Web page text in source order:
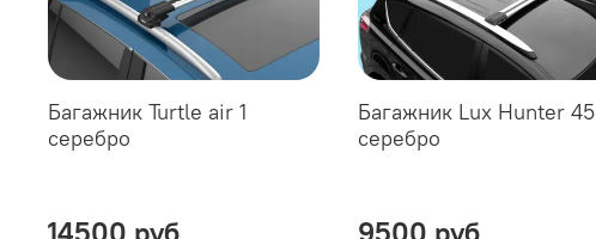
Багажник Turtle air 1
серебро
14500 руб
Багажник Lux Hunter 45
серебро
9500 руб